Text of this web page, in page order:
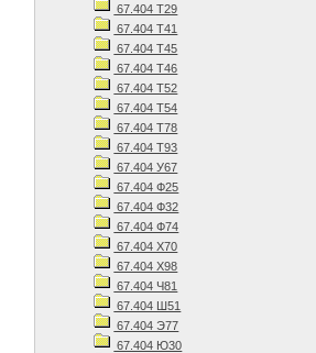
67.404 Т29
67.404 Т41
67.404 Т45
67.404 Т46
67.404 Т52
67.404 Т54
67.404 Т78
67.404 Т93
67.404 У67
67.404 Ф25
67.404 Ф32
67.404 Ф74
67.404 Х70
67.404 Х98
67.404 Ч81
67.404 Ш51
67.404 Э77
67.404 Ю30